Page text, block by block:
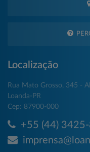
Localização
Rua Mato Grosso, 345 -
Loanda-PR
Cep: 87900-000
+55 (44)